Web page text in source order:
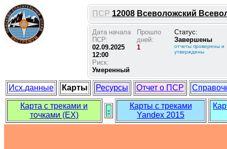
ПСР 12008 Всеволожский
Дата начала
ПСР:
02.09.2025
12:00
Риск:
Умеренный
Прошло
дней:
1
Статус:
Завершены
отчеты проверены и
утверждены
Исх.данные Карты Ресурсы Отчет о ПСР
Карта с треками и
точками (EX)
-
Карты с треками
Yandex 2015